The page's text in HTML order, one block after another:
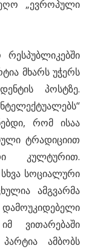
„ევროპული
მხარს უჭერს
პოსტზე.
რომ ისაა
ტრადიციით
კულტურით.
სოციალური
ამგვარმა
დამოუკიდებელი
იმ ვითარებაში
ამბობს